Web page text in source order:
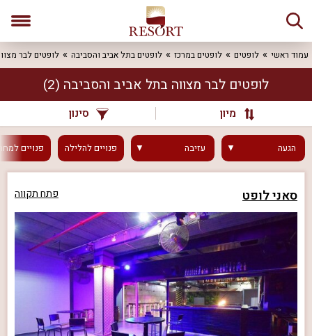
עמוד ראשי לופטים לופטים במרכז לופטים בתל אביב והסביבה לופטים לבר
לופטים לבר מצווה בתל אביב והסביבה (2)
מיון סינון
הגעה עזיבה פנוייםלהלילה פנויים
סאני לופט פתח תקווה